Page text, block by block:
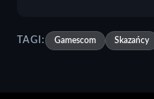
TAGI: Gamescom Skazańcy